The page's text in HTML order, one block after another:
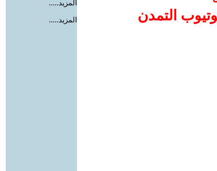
التمدن
المزيد.....
المزيد.....